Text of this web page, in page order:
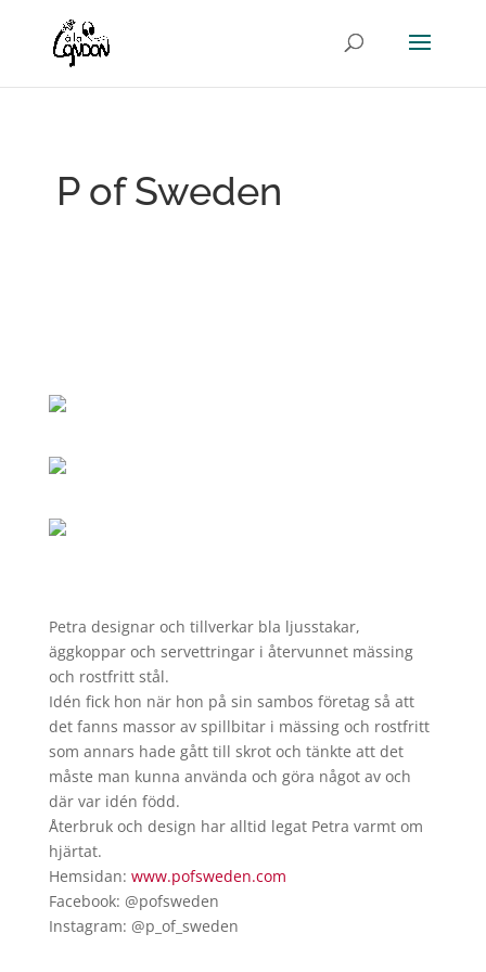
P of Sweden
Petra designar och tillverkar bla ljusstakar,
äggkoppar och servettringar i återvunnet mässing
och rostfritt stål.
Idén fick hon när hon på sin sambos företag så att
det fanns massor av spillbitar i mässing och rostfritt
som annars hade gått till skrot och tänkte att det
måste man kunna använda och göra något av och
där var idén född.
Återbruk och design har alltid legat Petra varmt om
hjärtat.
Hemsidan: www.pofsweden.com
Facebook: @pofsweden
Instagram: @p_of_sweden